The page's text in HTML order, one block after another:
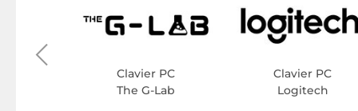
Clavier PC
The G-Lab
Clavier PC
Logitech